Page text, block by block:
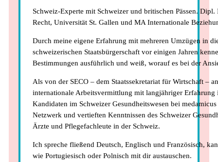
Schweiz-Experte mit Schweizer und britischen Pässen.
Recht, Universität St. Gallen und MA Internationale
Durch meine eigene Erfahrung mit mehreren Umzügen in
schweizerischen Staatsbürgerschaft vor einigen Jahren
Bestimmungen ausführlich und weiß, worauf es bei der
Als von der SECO – dem Staatssekretariat für Wirtschaft –
internationale Arbeitsvermittlung mit langjähriger Erfahrung
Kandidaten im Schweizer Gesundheitswesen bei
Netzwerk und vertieften Kenntnissen des Schweizer
Ärzte und Pflegefachleute in der Schweiz.
Ich spreche fließend Deutsch, Englisch und Französisch,
wie Portugiesisch oder Polnisch mit dir austauschen.